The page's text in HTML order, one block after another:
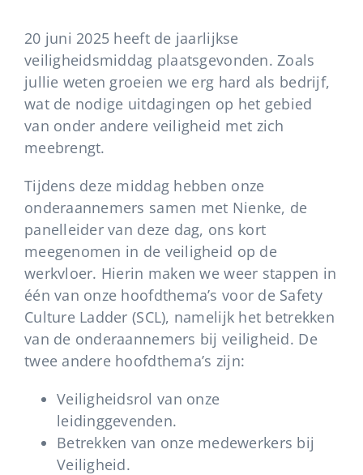
20 juni 2025 heeft de jaarlijkse
veiligheidsmiddag plaatsgevonden. Zoals
jullie weten groeien we erg hard als bedrijf,
wat de nodige uitdagingen op het gebied
van onder andere veiligheid met zich
meebrengt.
Tijdens deze middag hebben onze
onderaannemers samen met Nienke, de
panelleider van deze dag, ons kort
meegenomen in de veiligheid op de
werkvloer. Hierin maken we weer stappen in
één van onze hoofdthema’s voor de Safety
Culture Ladder (SCL), namelijk het betrekken
van de onderaannemers bij veiligheid. De
twee andere hoofdthema’s zijn:
Veiligheidsrol van onze
leidinggevenden.
Betrekken van onze medewerkers bij
Veiligheid.